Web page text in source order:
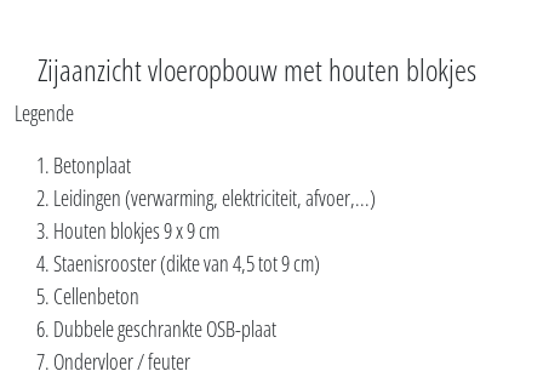
Zijaanzicht vloeropbouw met houten blokjes
Legende
Betonplaat
Leidingen (verwarming, elektriciteit, afvoer,...)
Houten blokjes 9 x 9 cm
Staenisrooster (dikte van 4,5 tot 9 cm)
Cellenbeton
Dubbele geschrankte OSB-plaat
Ondervloer / feuter